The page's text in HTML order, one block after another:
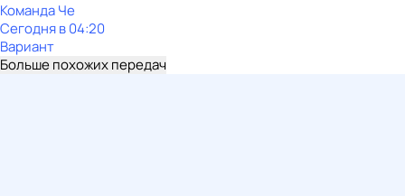
Команда Че
Сегодня в 04:20
Вариант
Больше похожих передач